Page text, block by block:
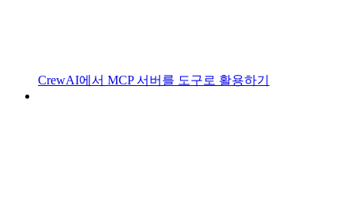
CrewAI에서 MCP 서버를 도구로 활용하기